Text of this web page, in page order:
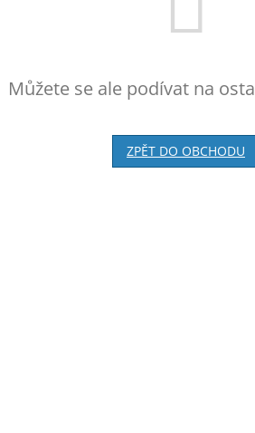
Můžete se ale podívat na
ZPĚT DO OBCHODU